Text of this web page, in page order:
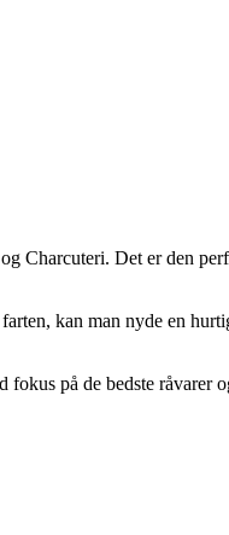
Charcuteri. Det er den
kan man nyde en
på de bedste råvarer